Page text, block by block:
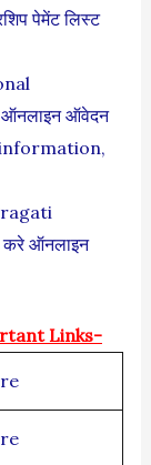
पेमेंट लिस्ट
ऑवेदन
ऑनलाइन
Links-